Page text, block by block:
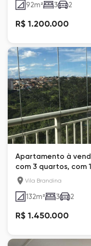
92m² 3 2
R$ 1.200.000
Apartamento à
com 3 quartos, com
Vila Brandina
132m² 3 2
R$ 1.450.000